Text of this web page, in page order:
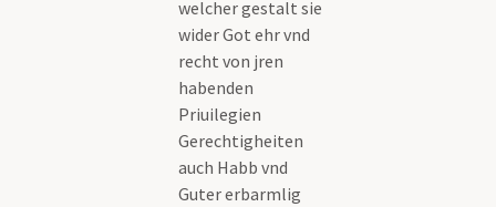
welcher gestalt sie
wider Got ehr vnd
recht von jren
habenden
Priuilegien
Gerechtigheiten
auch Habb vnd
Guter erbarmlig